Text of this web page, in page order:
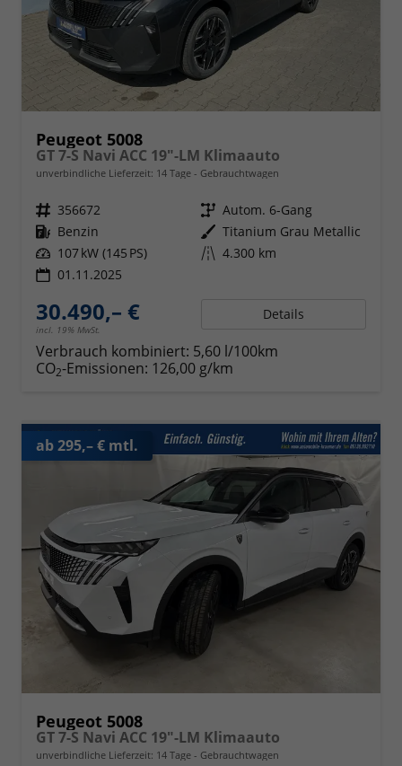
Peugeot 5008
GT 7-S Navi ACC 19"-LM Klimaauto
unverbindliche Lieferzeit: 14 Tage Gebrauchtwagen
Fahrzeugnr. 356672 Getriebe Autom. 6-Gang
Kraftstoff Benzin Außenfarbe Titanium Grau Metallic
Leistung 107 kW (145 PS) Kilometerstand 4.300 km
01.11.2025
30.490,– €
incl. 19% MwSt.
Details
Verbrauch kombiniert: 5,60 l/100km
CO2-Emissionen: 126,00 g/km
ab 295,– € mtl.
Peugeot 5008
GT 7-S Navi ACC 19"-LM Klimaauto
unverbindliche Lieferzeit: 14 Tage Gebrauchtwagen